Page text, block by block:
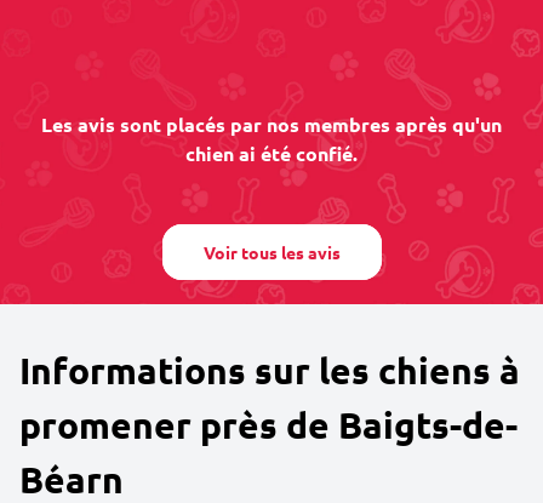
Les avis sont placés par nos membres après qu'un
chien ai été confié.
Voir tous les avis
Informations sur les chiens à
promener près de Baigts-de-
Béarn